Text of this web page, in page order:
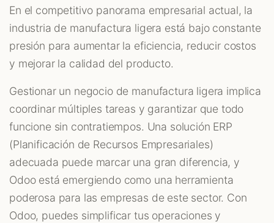
En el competitivo panorama empresarial actual, la
industria de manufactura ligera está bajo constante
presión para aumentar la eficiencia, reducir costos
y mejorar la calidad del producto.
Gestionar un negocio de manufactura ligera implica
coordinar múltiples tareas y garantizar que todo
funcione sin contratiempos. Una solución ERP
(Planificación de Recursos Empresariales)
adecuada puede marcar una gran diferencia, y
Odoo está emergiendo como una herramienta
poderosa para las empresas de este sector. Con
Odoo, puedes simplificar tus operaciones y